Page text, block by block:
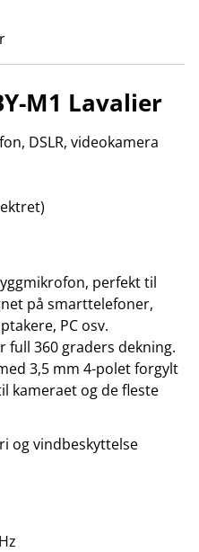
M1 Lavalier
DSLR, videokamera
perfekt til
på smarttelefoner,
PC osv.
full 360 graders dekning.
3,5 mm 4-polet forgylt
kameraet og de fleste
og vindbeskyttelse